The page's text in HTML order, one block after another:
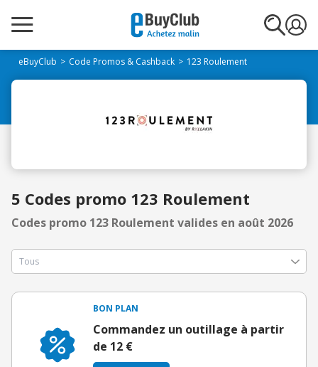
eBuyClub Code Promos & Cashback 123 Roulement
5 Codes promo 123 Roulement
Codes promo 123 Roulement valides en août 2026
BON PLAN
Commandez un outillage à partir
de 12 €